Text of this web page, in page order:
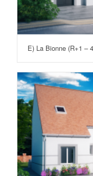
E) La Bionne (R+1 –